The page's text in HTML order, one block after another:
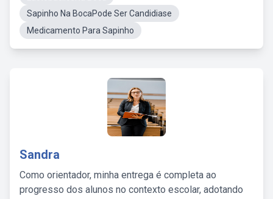
Sapinho Na BocaPode Ser Candidiase
Medicamento Para Sapinho
Sandra
Como orientador, minha entrega é completa ao
progresso dos alunos no contexto escolar, adotando